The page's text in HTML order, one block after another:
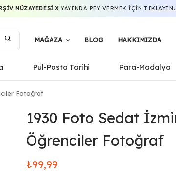
MÜZAYEDESI X YAYINDA. PEY VERMEK IÇIN TIKLAYIN.
MAĞAZA BLOG HAKKIMIZDA
Pul-Posta Tarihi Para-Madalya
Fotoğraf
1930 Foto Sedat
Öğrenciler Fotoğraf
₺99,99